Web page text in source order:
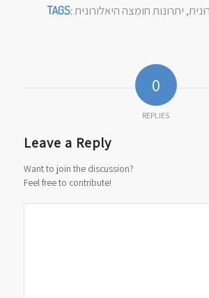
TAGS: , יתרונות חומצה היאלורונית
0
REPLIES
Leave a Reply
Want to join the discussion?
Feel free to contribute!